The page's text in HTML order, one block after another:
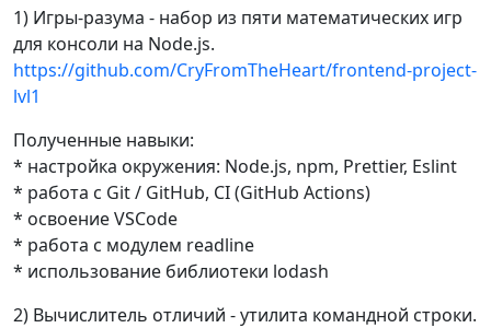
1) Игры-разума - набор из пяти математических игр
для консоли на Node.js.
https://github.com/CryFromTheHeart/frontend-project-
lvl1
Полученные навыки:
* настройка окружения: Node.js, npm, Prettier, Eslint
* работа с Git / GitHub, CI (GitHub Actions)
* освоение VSCode
* работа с модулем readline
* использование библиотеки lodash
2) Вычислитель отличий - утилита командной строки.